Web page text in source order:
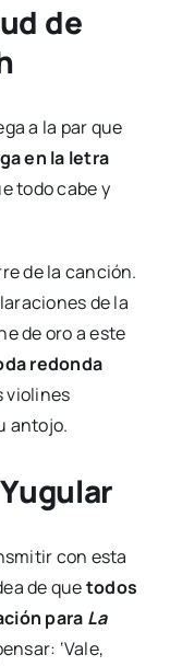
de
a la par que
en la letra
todo cabe y
de la canción.
de la
de oro a este
redonda
violines
antojo.
con esta
de quetodos
para La
‘Vale,